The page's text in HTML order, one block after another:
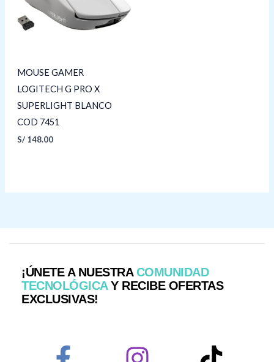
MOUSE GAMER
LOGITECH G PRO X
SUPERLIGHT BLANCO
COD 7451
S/148.00
¡ÚNETE A NUESTRACOMUNIDAD
TECNOLÓGICAY RECIBE OFERTAS
EXCLUSIVAS!